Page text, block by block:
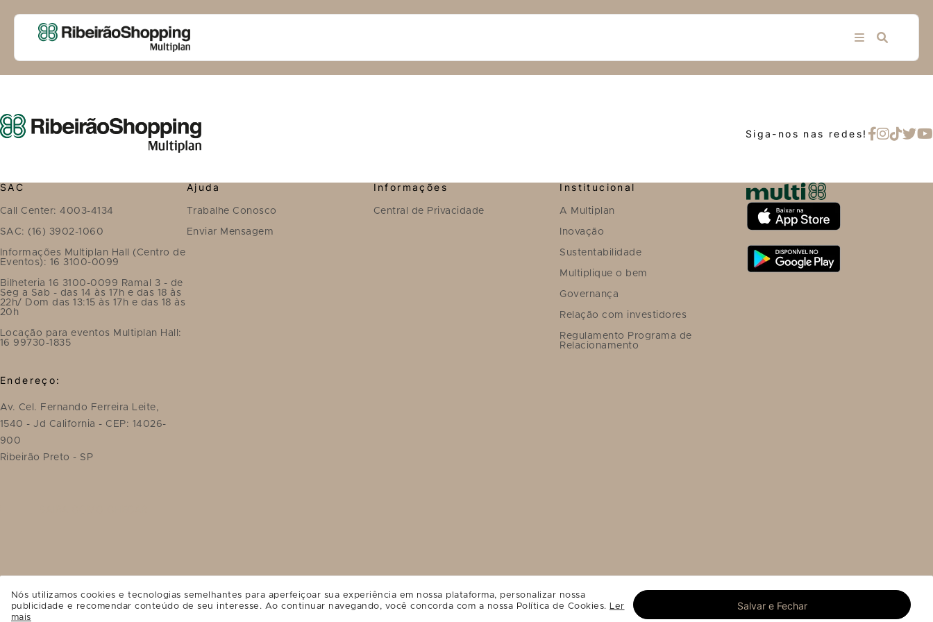
Siga-nos nas redes!
SAC
Call Center: 4003-4134
SAC: (16) 3902-1060
Informações Multiplan Hall (Centro de
Eventos): 16 3100-0099
Bilheteria 16 3100-0099 Ramal 3 - de
Seg a Sab - das 14 às 17h e das 18 às
22h/ Dom das 13:15 às 17h e das 18 às
20h
Locação para eventos Multiplan Hall:
16 99730-1835
Endereço:
Av. Cel. Fernando Ferreira Leite,
1540 - Jd California - CEP: 14026-
900
Ribeirão Preto - SP
Ajuda
Trabalhe Conosco
Enviar Mensagem
Informações
Central de Privacidade
Institucional
A Multiplan
Inovação
Sustentabilidade
Multiplique o bem
Governança
Relação com investidores
Regulamento Programa de
Relacionamento
Nós utilizamos cookies e tecnologias semelhantes para aperfeiçoar sua experiência em nossa plataforma, personalizar nossa
publicidade e recomendar conteúdo de seu interesse. Ao continuar navegando, você concorda com a nossa Política de Cookies. Ler
mais
Salvar e Fechar